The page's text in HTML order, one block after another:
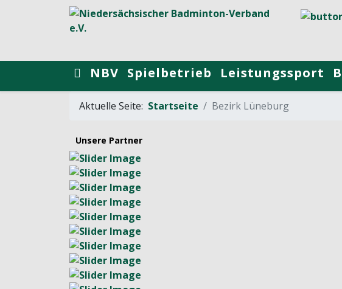
NBV Spielbetrieb Leistungssport
Aktuelle Seite: Startseite Bezirk Lüneburg
Unsere Partner